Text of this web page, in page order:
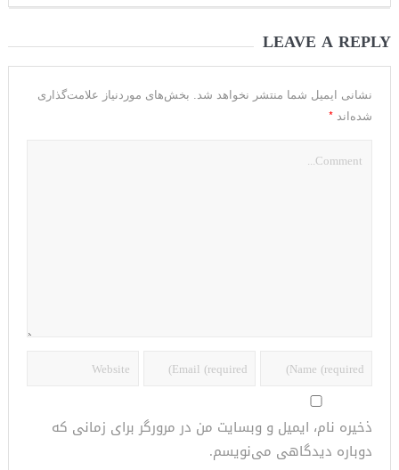
LEAVE A REPLY
نشانی ایمیل شما منتشر نخواهد شد. بخش‌های موردنیاز علامت‌گذاری
شده‌اند *
ذخیره نام، ایمیل و وبسایت من در مرورگر برای زمانی که
دوباره دیدگاهی می‌نویسم.